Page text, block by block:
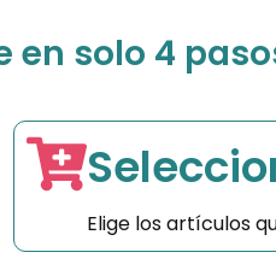
en solo 4
Elige los artículos